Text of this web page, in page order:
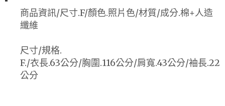
商品資訊/尺寸.F/顏色.照片色/材質/成分.棉+人造
纖維
尺寸/規格.
F./衣長.63公分/胸圍.116公分/肩寬.43公分/袖長.22
公分